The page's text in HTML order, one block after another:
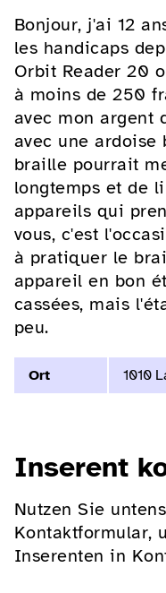
Bonjour, j'ai 12
les handicaps
Orbit Reader 20
à moins de 250
avec mon argent
avec une ardoise
braille pourrait
longtemps et de
appareils qui
vous, c'est
à pratiquer le
appareil en bon
cassées, mais
peu.
Ort 1010
Inserent
Nutzen Sie
Kontaktformular,
Inserenten in